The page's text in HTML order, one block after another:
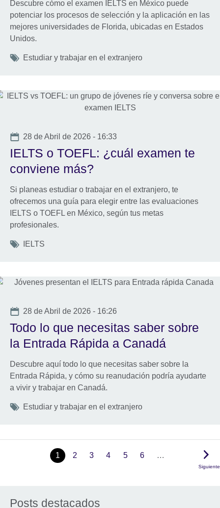
Descubre cómo el examen IELTS en México puede
potenciar los procesos de selección y la aplicación en las
mejores universidades de Florida, ubicadas en Estados
Unidos.
Tags
Estudiar y trabajar en el extranjero
Date
28 de Abril de 2026 - 16:33
IELTS o TOEFL: ¿cuál examen te
conviene más?
Si planeas estudiar o trabajar en el extranjero, te
ofrecemos una guía para elegir entre las evaluaciones
IELTS o TOEFL en México, según tus metas
profesionales.
Tags
IELTS
Date
28 de Abril de 2026 - 16:26
Todo lo que necesitas saber sobre
la Entrada Rápida a Canadá
Descubre aquí todo lo que necesitas saber sobre la
Entrada Rápida, y cómo su reanudación podría ayudarte
a vivir y trabajar en Canadá.
Tags
Estudiar y trabajar en el extranjero
1 2 3 4 5 6 …
Siguiente
Posts destacados